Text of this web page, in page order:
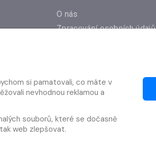
O nás
Zpracování osobních údajů
si pamatovali, co máte v
nevhodnou reklamou a
souborů, které se dočasně
web zlepšovat.